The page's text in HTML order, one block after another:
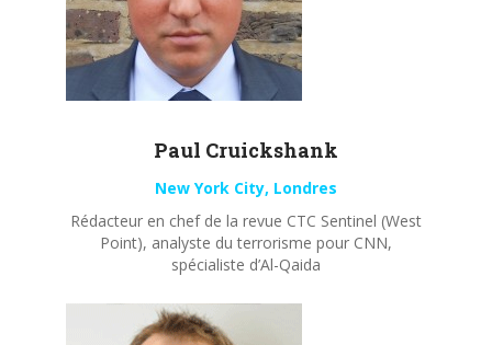
Paul Cruickshank
New York City, Londres
Rédacteur en chef de la revue CTC Sentinel (West
Point), analyste du terrorisme pour CNN,
spécialiste d’Al-Qaida